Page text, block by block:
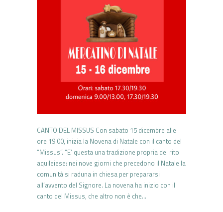
CANTO DEL MISSUS Con sabato 15 dicembre alle
ore 19.00, inizia la Novena di Natale con il canto del
“Missus”. “E’ questa una tradizione propria del rito
aquileiese: nei nove giorni che precedono il Natale la
comunità si raduna in chiesa per prepararsi
all’avvento del Signore. La novena ha inizio con il
canto del Missus, che altro non è che…